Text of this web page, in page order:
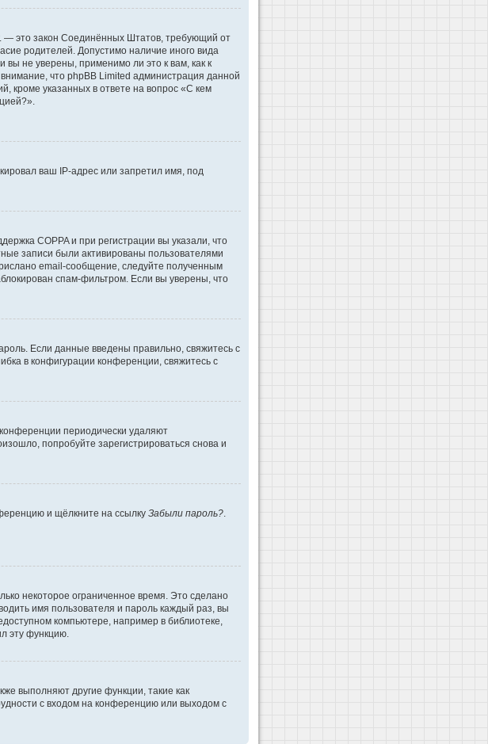
— это закон Соединённых Штатов, требующий от
родителей. Допустимо наличие иного вида
не уверены, применимо ли это к вам, как к
что phpBB Limited администрация данной
кроме указанных в ответе на вопрос «С кем
ваш IP-адрес или запретил имя, под
COPPA и при регистрации вы указали, что
записи были активированы пользователями
email-сообщение, следуйте полученным
спам-фильтром. Если вы уверены, что
Если данные введены правильно, свяжитесь с
в конфигурации конференции, свяжитесь с
периодически удаляют
попробуйте зарегистрироваться снова и
и щёлкните на ссылку Забыли пароль?
некоторое ограниченное время. Это сделано
имя пользователя и пароль каждый раз, вы
компьютере, например в библиотеке,
эту функцию.
выполняют другие функции, такие как
с входом на конференцию или выходом с